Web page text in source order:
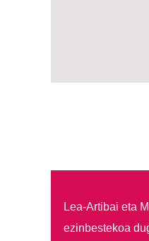
Lea-Artibai eta
ezinbestekoa